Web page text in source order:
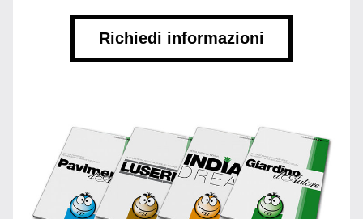
Richiedi informazioni